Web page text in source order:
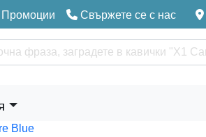
Промоции Свържете се с нас
Blue